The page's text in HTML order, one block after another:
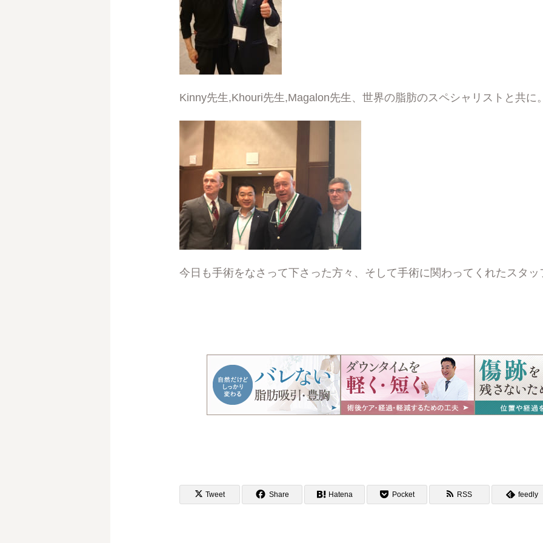
Kinny先生,Khouri先生,Magalon先生、世界の脂肪のスペシャリストと共に
今日も手術をなさって下さった方々、そして手術に関わってくれたスタ
Tweet Share Hatena Pocket RSS feedly